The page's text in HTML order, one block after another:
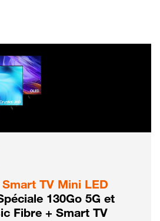
Smart TV Mini LED
130Go 5G et
Fibre + Smart TV